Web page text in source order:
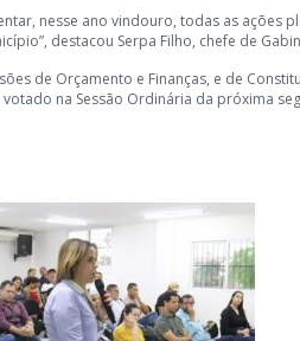
nesse ano vindouro, todas as ações
destacou Serpa Filho, chefe de
de Orçamento e Finanças, e de
na Sessão Ordinária da próxima